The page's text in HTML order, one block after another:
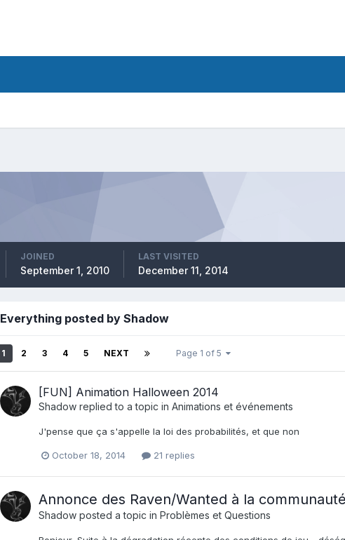
JOINED
September 1, 2010
LAST VISITED
December 11, 2014
Everything posted by Shadow
1 2 3 4 5 NEXT Page 1 of 5
[FUN] Animation Halloween 2014
Shadow replied to a topic in Animations et événements
J'pense que ça s'appelle la loi des probabilités, et que non
October 18, 2014 21 replies
Annonce des Raven/Wanted à la communauté
Shadow posted a topic in Problèmes et Questions